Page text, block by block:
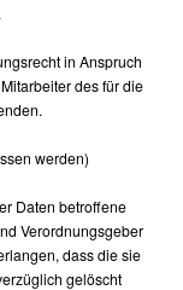
in Anspruch
des für die
werden)
Daten betroffene
Verordnungsgeber
dass die sie
gelöscht